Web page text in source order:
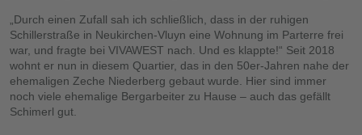
„Durch einen Zufall sah ich schließlich, dass in der ruhigen
Schillerstraße in Neukirchen-Vluyn eine Wohnung im Parterre frei
war, und fragte bei VIVAWEST nach. Und es klappte!“ Seit 2018
wohnt er nun in diesem Quartier, das in den 50er-Jahren nahe der
ehemaligen Zeche Niederberg gebaut wurde. Hier sind immer
noch viele ehemalige Bergarbeiter zu Hause – auch das gefällt
Schimerl gut.